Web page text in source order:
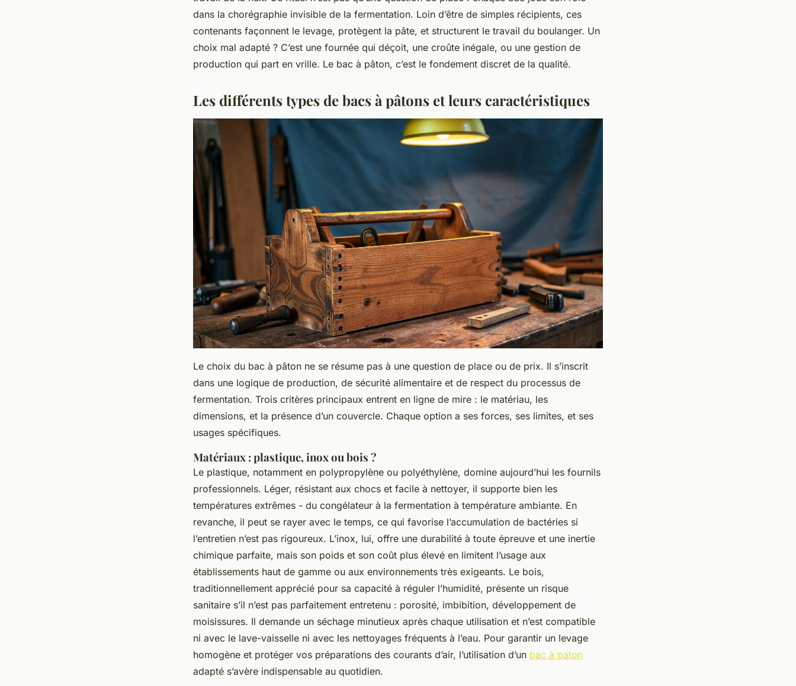
dans la chorégraphie invisible de la fermentation. Loin d’être de simples récipients, ces
contenants façonnent le levage, protègent la pâte, et structurent le travail du boulanger. Un
choix mal adapté ? C’est une fournée qui déçoit, une croûte inégale, ou une gestion de
production qui part en vrille. Le bac à pâton, c’est le fondement discret de la qualité.
Les différents types de bacs à pâtons et leurs caractéristiques
Le choix du bac à pâton ne se résume pas à une question de place ou de prix. Il s’inscrit
dans une logique de production, de sécurité alimentaire et de respect du processus de
fermentation. Trois critères principaux entrent en ligne de mire : le matériau, les
dimensions, et la présence d’un couvercle. Chaque option a ses forces, ses limites, et ses
usages spécifiques.
Matériaux : plastique, inox ou bois ?
Le plastique, notamment en polypropylène ou polyéthylène, domine aujourd’hui les fournils
professionnels. Léger, résistant aux chocs et facile à nettoyer, il supporte bien les
températures extrêmes - du congélateur à la fermentation à température ambiante. En
revanche, il peut se rayer avec le temps, ce qui favorise l’accumulation de bactéries si
l’entretien n’est pas rigoureux. L’inox, lui, offre une durabilité à toute épreuve et une inertie
chimique parfaite, mais son poids et son coût plus élevé en limitent l’usage aux
établissements haut de gamme ou aux environnements très exigeants. Le bois,
traditionnellement apprécié pour sa capacité à réguler l’humidité, présente un risque
sanitaire s’il n’est pas parfaitement entretenu : porosité, imbibition, développement de
moisissures. Il demande un séchage minutieux après chaque utilisation et n’est compatible
ni avec le lave-vaisselle ni avec les nettoyages fréquents à l’eau. Pour garantir un levage
homogène et protéger vos préparations des courants d’air, l’utilisation d’un bac à paton
adapté s’avère indispensable au quotidien.